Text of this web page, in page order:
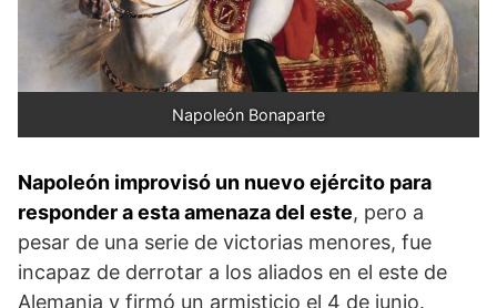
Napoleón Bonaparte
Napoleón improvisó un nuevo ejército para
responder a esta amenaza del este, pero a
pesar de una serie de victorias menores, fue
incapaz de derrotar a los aliados en el este de
Alemania y firmó un armisticio el 4 de junio.